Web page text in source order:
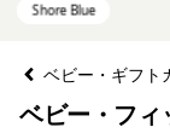
ベビー・ギフト
ベビー・フィ